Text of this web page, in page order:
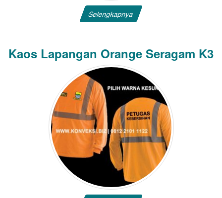
Selengkapnya
Kaos Lapangan Orange Seragam K3